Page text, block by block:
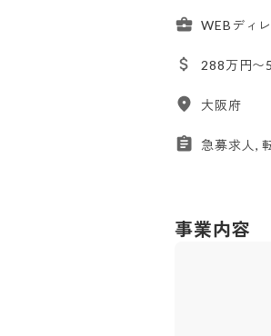
WEBディ
288万円〜
大阪府
急募求人,
事業内容